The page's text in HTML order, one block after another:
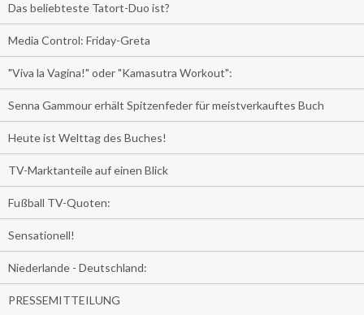
Das beliebteste Tatort-Duo ist?
Media Control: Friday-Greta
"Viva la Vagina!" oder "Kamasutra Workout":
Senna Gammour erhält Spitzenfeder für meistverkauftes Buch
Heute ist Welttag des Buches!
TV-Marktanteile auf einen Blick
Fußball TV-Quoten:
Sensationell!
Niederlande - Deutschland:
PRESSEMITTEILUNG